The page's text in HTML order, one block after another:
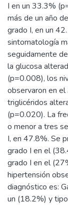
I en un 33.3%
más de un año
grado I, en un
sintomatología
seguidamente
la glucosa
(p=0.008), los
observaron en
triglicéridos
(p=0.020). La
o menor a tres
I, en 47.8%. Se
grado I en el
grado I en el
hipertensión
diagnóstico es:
un (18.2%) y